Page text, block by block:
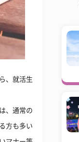
、就活生
、通常の
方も多い